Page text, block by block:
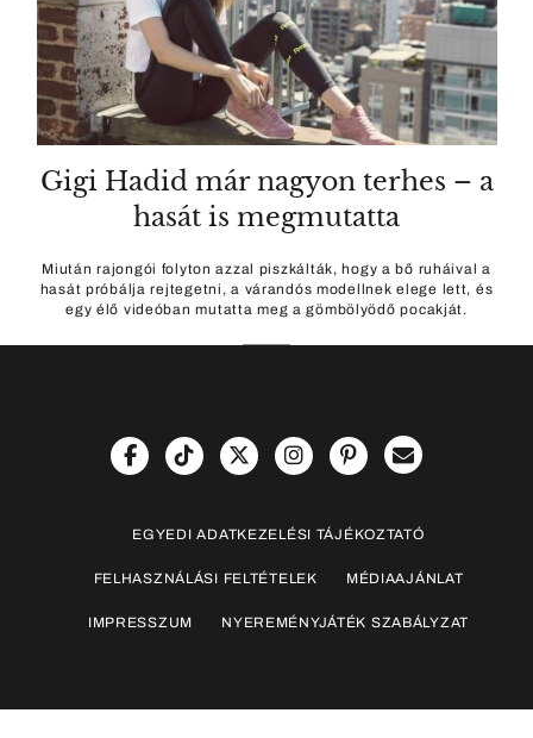
Gigi Hadid már nagyon terhes – a
hasát is megmutatta
Miután rajongói folyton azzal piszkálták, hogy a bő ruháival a
hasát próbálja rejtegetni, a várandós modellnek elege lett, és
egy élő videóban mutatta meg a gömbölyödő pocakját.
EGYEDI ADATKEZELÉSI TÁJÉKOZTATÓ
FELHASZNÁLÁSI FELTÉTELEK MÉDIAAJÁNLAT
IMPRESSZUM NYEREMÉNYJÁTÉK SZABÁLYZAT